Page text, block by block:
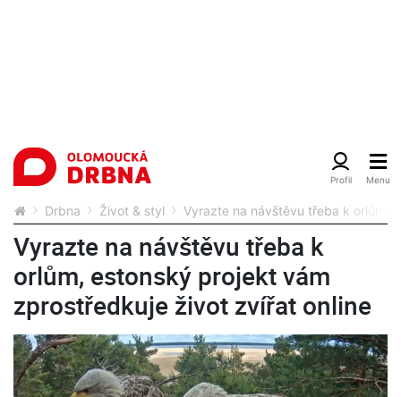
Drbna Život & styl Vyrazte na návštěvu třeba k orlům,
Vyrazte na návštěvu třeba k
orlům, estonský projekt vám
zprostředkuje život zvířat online